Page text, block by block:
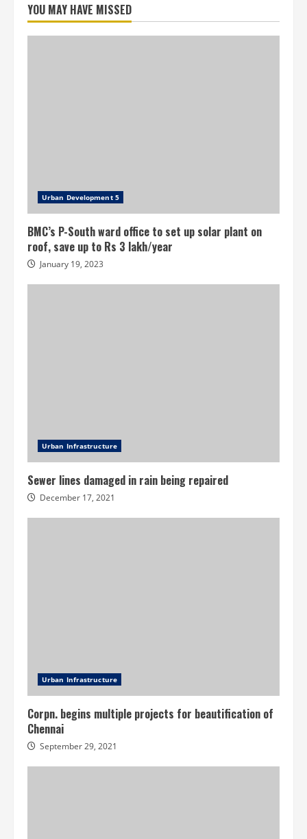
YOU MAY HAVE MISSED
Urban Development 5
BMC’s P-South ward office to set up solar plant on
roof, save up to Rs 3 lakh/year
January 19, 2023
Urban Infrastructure
Sewer lines damaged in rain being repaired
December 17, 2021
Urban Infrastructure
Corpn. begins multiple projects for beautification of
Chennai
September 29, 2021